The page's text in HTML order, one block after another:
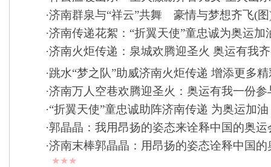
·济南群泉与“祥云”共舞 豪情与梦想齐飞(图
·济南传递花絮：“折翼天使”童忠诚为奥运加
·济南火炬传递：泉城欢腾迎圣火 奥运有我
·跳水“梦之队”助威济南火炬传递 增添更多精
·济南万人空巷欢腾迎圣火：奥运有我一份参
·“折翼天使”童忠诚助阵济南传递 为奥运加油
·郭晶晶：我用昂扬的姿态来诠释中国的奥运
·济南末棒郭晶晶：用昂扬的姿态诠释中国的
★★★